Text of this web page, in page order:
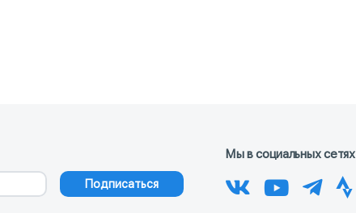
Подписаться
Мы в социальных сетях